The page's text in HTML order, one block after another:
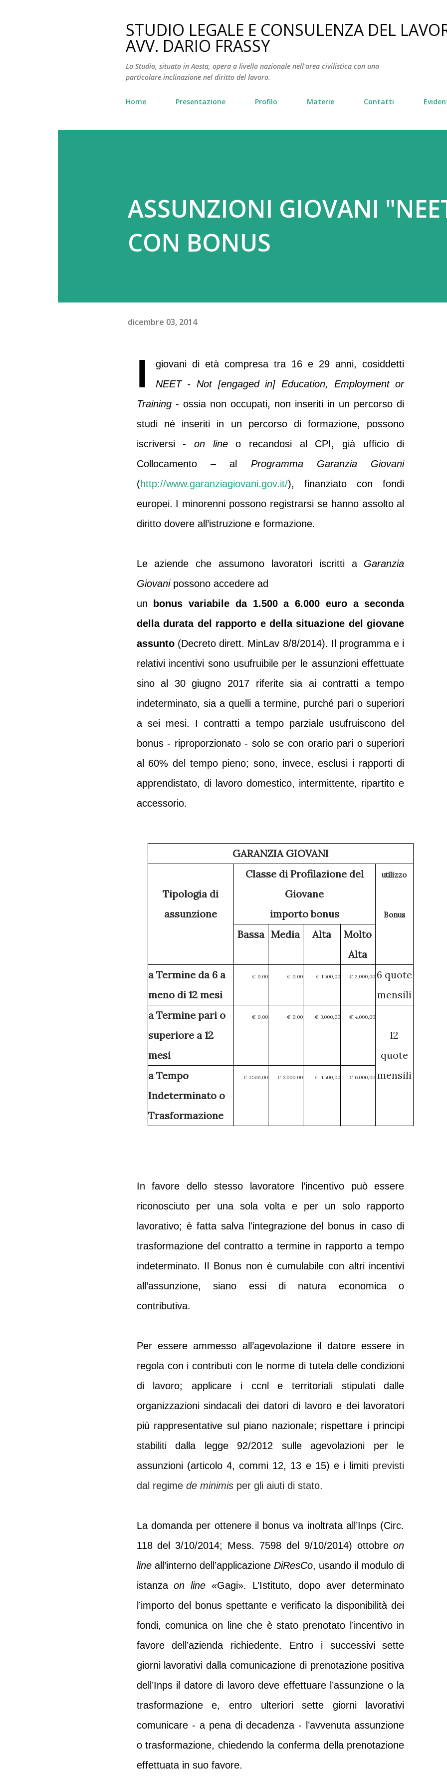
STUDIO LEGALE E CONSULENZA DEL
AVV. DARIO FRASSY
Lo Studio, situato in Aosta, opera a livello nazionale nell'area civilistica con una
particolare inclinazione nel diritto del lavoro.
Home Presentazione Profilo Materie Contatti
ASSUNZIONI GIOVANI
CON BONUS
dicembre 03, 2014
I
giovani di età compresa tra 16 e 29 anni, cosiddetti
NEET - Not [engaged in] Education, Employment or
Training - ossia non occupati, non inseriti in un percorso di
studi né inseriti in un percorso di formazione, possono
iscriversi - on lineo recandosi al CPI, già ufficio di
Collocamento – al Programma
Garanzia Giovani
(http://www.garanziagiovani.gov.it/), finanziato con fondi
europei. I minorenni possono registrarsi se hanno assolto al
diritto dovere all’istruzione e formazione.
Le aziende che assumono lavoratori iscritti a Garanzia
Giovanipossono accedere ad
un
bonus variabile da 1.500 a 6.000 euro a seconda
della durata del rapporto e della situazione del giovane
assunto(Decreto dirett. MinLav 8/8/2014). Il programma e i
relativi incentivi sono usufruibile per le assunzioni effettuate
sino al 30 giugno 2017 riferite sia ai contratti a tempo
indeterminato, sia a quelli a termine, purché pari o superiori
a sei mesi. I contratti a tempo parziale usufruiscono del
bonus - riproporzionato - solo se con orario pari o superiori
al 60% del tempo pieno; sono, invece,esclusi i rapporti di
apprendistato, di lavoro domestico, intermittente, ripartito e
accessorio.
GARANZIA GIOVANI
Tipologia di
assunzione
Classe di Profilazione del
Giovane
importo bonus
utilizzo
Bonus
Bassa Media Alta
Molto
Alta
a Termine da 6 a
meno di 12 mesi
€ 0,00 € 0,00 € 1.500,00 € 2.000,00 6 quote
mensili
a Termine pari o
superiore a 12
mesi
€ 0,00 € 0,00 € 3.000,00 € 4.000,00
12
quote
mensili
a Tempo
Indeterminato o
Trasformazione
€ 1.500,00 € 3.000,00 € 4.500,00 € 6.000,00
In favore dello stesso lavoratore l’incentivo può essere
riconosciuto per una sola volta e
per un solo rapporto
lavorativo; è fatta salva l'integrazione del bonus in caso di
trasformazione del contratto a termine in rapporto a tempo
indeterminato. Il Bonus non è cumulabile con altri incentivi
all’assunzione, siano essi di natura economica o
contributiva.
Per essere ammesso all’agevolazione il datore essere in
regola con i contributi con le norme di tutela delle condizioni
di lavoro; applicare i ccnl e territoriali stipulati dalle
organizzazioni sindacali dei datori di lavoro e dei lavoratori
più rappresentative sul piano nazionale; rispettare i principi
stabiliti dalla legge 92/2012 sulle agevolazioni per le
assunzioni (articolo 4, commi 12, 13 e 15) e i limiti previsti
dal regime de minimisper gli aiuti di stato.
La domanda per ottenere il bonus va inoltrata all’Inps (Circ.
118 del 3/10/2014; Mess. 7598 del 9/10/2014) ottobreon
lineall’interno dell’applicazione DiResCo, usando il modulo di
istanzaon line «Gagi». L’Istituto, dopo aver determinato
l’importo del bonus spettante e verificato la disponibilità dei
fondi, comunica on line che è stato prenotato l’incentivo in
favore dell’azienda richiedente. Entro i successivi sette
giorni lavorativi dalla comunicazione di prenotazione positiva
dell’Inps il datore di lavoro deve effettuare l’assunzione o la
trasformazione e, entro ulteriori sette giorni lavorativi
comunicare - a pena di decadenza - l’avvenuta assunzione
o trasformazione, chiedendo la conferma della prenotazione
effettuata in suo favore.